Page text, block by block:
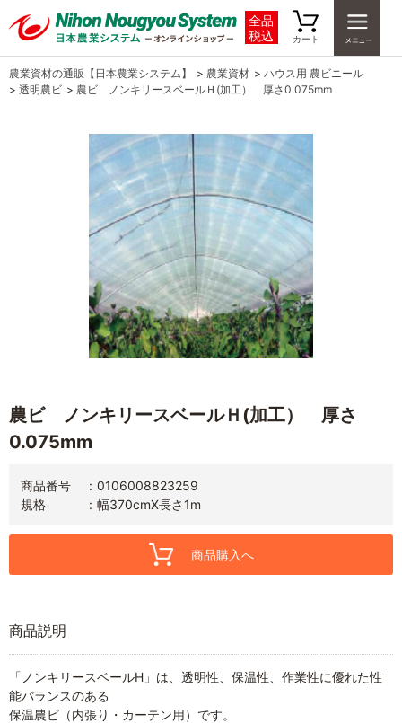
全品
税込
カート
農業資材の通販【日本農業システム】 > 農業資材 > ハウス用 農ビニール
> 透明農ビ > 農ビ ノンキリースベールＨ(加工） 厚さ0.075mm
農ビ ノンキリースベールＨ(加工） 厚さ
0.075mm
商品番号
0106008823259
規格
幅370cmX長さ1m
商品購入へ
商品説明
「ノンキリースベールH」は、透明性、保温性、作業性に優れた性
能バランスのある
保温農ビ（内張り・カーテン用）です。